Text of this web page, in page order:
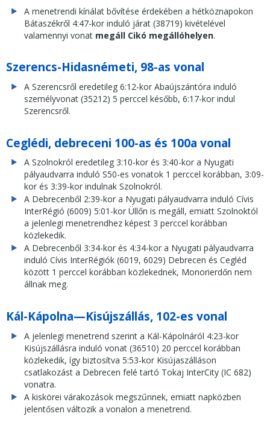
A menetrendi kínálat bővítése érdekében a hétköznapokon
Bátaszékről 4:47-kor induló járat (38719) kivételével
valamennyi vonat megáll Cikó megállóhelyen.
Szerencs-Hidasnémeti, 98-as vonal
A Szerencsről eredetileg 6:12-kor Abaújszántóra induló
személyvonat (35212) 5 perccel később, 6:17-kor indul
Szerencsről.
Ceglédi, debreceni 100-as és 100a vonal
A Szolnokról eredetileg 3:10-kor és 3:40-kor a Nyugati
pályaudvarra induló S50-es vonatok 1 perccel korábban, 3:09-
kor és 3:39-kor indulnak Szolnokról.
A Debrecenből 2:39-kor a Nyugati pályaudvarra induló Cívis
InterRégió (6009) 5:01-kor Üllőn is megáll, emiatt Szolnoktól
a jelenlegi menetrendhez képest 3 perccel korábban
közlekedik.
A Debrecenből 3:34-kor és 4:34-kor a Nyugati pályaudvarra
induló Cívis InterRégiók (6019, 6029) Debrecen és Cegléd
között 1 perccel korábban közlekednek, Monorierdőn nem
állnak meg.
Kál-Kápolna—Kisújszállás, 102-es vonal
A jelenlegi menetrend szerint a Kál-Kápolnáról 4:23-kor
Kisújszállásra induló vonat (36510) 20 perccel korábban
közlekedik, így biztosítva 5:53-kor Kisújaszálláson
csatlakozást a Debrecen felé tartó Tokaj InterCity (IC 682)
vonatra.
A kiskörei várakozások megszűnnek, emiatt napközben
jelentősen változik a vonalon a menetrend.